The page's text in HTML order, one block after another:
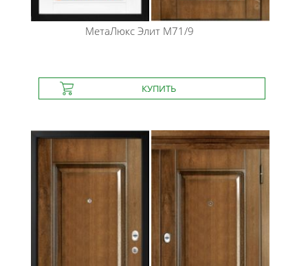
МетаЛюксЭлит М71/9